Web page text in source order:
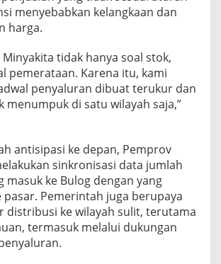
menyebabkan kelangkaan dan
harga.
tidak hanya soal stok,
pemerataan. Karena itu, kami
penyaluran dibuat terukur dan
menumpuk di satu wilayah saja,”
antisipasi ke depan, Pemprov
sinkronisasi data jumlah
masuk ke Bulog dengan yang
Pemerintah juga berupaya
distribusi ke wilayah sulit, terutama
termasuk melalui dukungan